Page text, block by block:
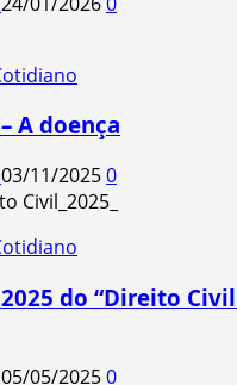
A doença
03/11/20250
do “Direito
05/05/20250